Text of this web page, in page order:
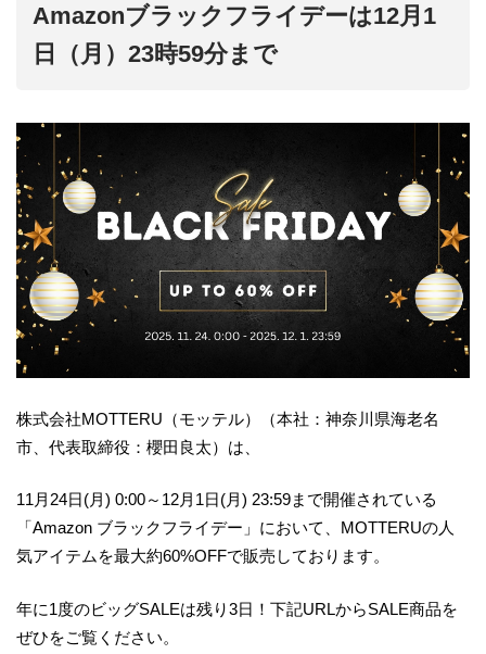
Amazonブラックフライデーは12月1
日（月）23時59分まで
株式会社MOTTERU（モッテル）（本社：神奈川県海老名
市、代表取締役：櫻田良太）は、
11月24日(月) 0:00～12月1日(月) 23:59まで開催されている
「Amazon ブラックフライデー」において、MOTTERUの人
気アイテムを最大約60%OFFで販売しております。
年に1度のビッグSALEは残り3日！下記URLからSALE商品を
ぜひをご覧ください。